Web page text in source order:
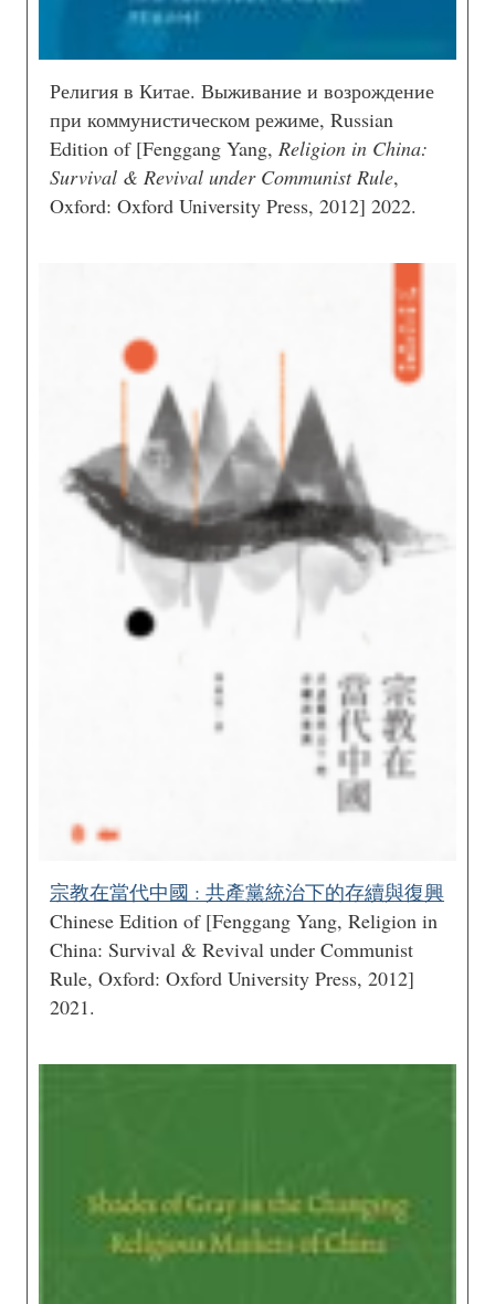
Религия в Китае. Выживание и возрождение
при коммунистическом режиме, Russian
Edition of [Fenggang Yang, Religion in China:
Survival & Revival under Communist Rule,
Oxford: Oxford University Press, 2012] 2022.
宗教在當代中國 : 共產黨統治下的存續與復興
Chinese Edition of [Fenggang Yang, Religion in
China: Survival & Revival under Communist
Rule, Oxford: Oxford University Press, 2012]
2021.